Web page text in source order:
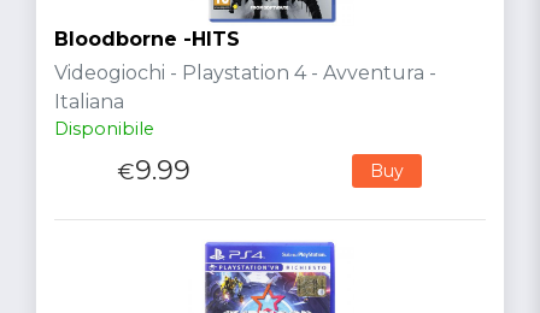
Bloodborne -HITS
Videogiochi - Playstation 4 - Avventura -
Italiana
Disponibile
€9.99 Buy